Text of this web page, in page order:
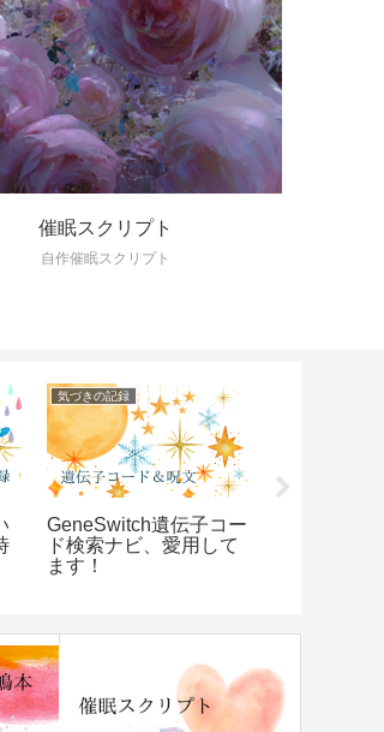
催眠スクリプト
自作催眠スクリプト
気づきの記録
GeneSwitch遺伝子コー
ド検索ナビ、愛用して
ます！